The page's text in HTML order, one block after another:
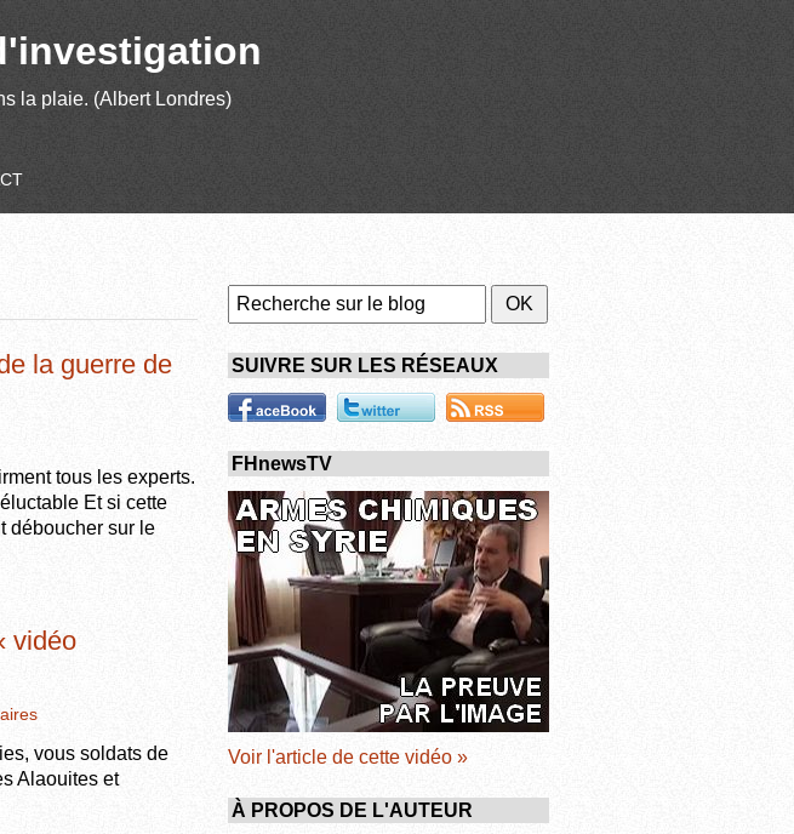
la plaie. (Albert Londres)
la guerre de
tous les experts.
Et si cette
déboucher sur le
vidéo
vous soldats de
Alaouites et
SUIVRE SUR LES RÉSEAUX
FHnewsTV
Voir l'article de cette vidéo »
À PROPOS DE L'AUTEUR